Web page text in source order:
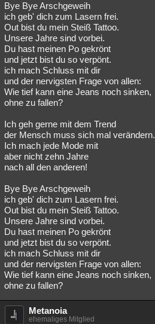
Bye Bye Arschgeweih
ich geb' dich zum Lasern frei.
Out bist du mein Steiß Tattoo.
Unsere Jahre sind vorbei.
Du hast meinen Po gekrönt
und jetzt bist du so verpönt.
ich mach Schluss mit dir
und der nervigsten Frage von allen:
Wie tief kann eine Jeans noch sinken,
ohne zu fallen?
Ich geh gerne mit dem Trend
der Mensch muss sich mal verändern.
Ich mach jede Mode mit
aber nicht zehn Jahre
nach all den anderen!
Bye Bye Arschgeweih
ich geb' dich zum Lasern frei.
Out bist du mein Steiß Tattoo.
Unsere Jahre sind vorbei.
Du hast meinen Po gekrönt
und jetzt bist du so verpönt.
ich mach Schluss mit dir
und der nervigsten Frage von allen:
Wie tief kann eine Jeans noch sinken,
ohne zu fallen?
Metanoia
ehemaliges Mitglied